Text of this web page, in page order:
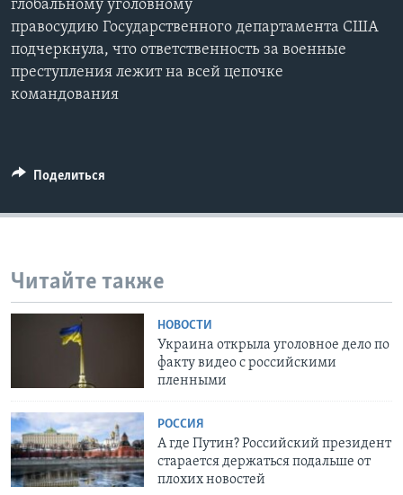
глобальному уголовному
правосудию Государственного департамента США
подчеркнула, что ответственность за военные
преступления лежит на всей цепочке
командования
Поделиться
Читайте также
НОВОСТИ
Украина открыла уголовное дело по
факту видео с российскими
пленными
РОССИЯ
А где Путин? Российский президент
старается держаться подальше от
плохих новостей